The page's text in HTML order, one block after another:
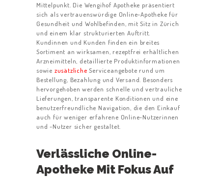
Mittelpunkt. Die Wengihof Apotheke präsentiert
sich als vertrauenswürdige Online-Apotheke für
Gesundheit und Wohlbefinden, mit Sitz in Zürich
und einem klar strukturierten Auftritt.
Kundinnen und Kunden finden ein breites
Sortiment an wirksamen, rezeptfrei erhältlichen
Arzneimitteln, detaillierte Produktinformationen
sowie zusätzliche Serviceangebote rund um
Bestellung, Bezahlung und Versand. Besonders
hervorgehoben werden schnelle und vertrauliche
Lieferungen, transparente Konditionen und eine
benutzerfreundliche Navigation, die den Einkauf
auch für weniger erfahrene Online-Nutzerinnen
und -Nutzer sicher gestaltet.
Verlässliche Online-
Apotheke Mit Fokus Auf